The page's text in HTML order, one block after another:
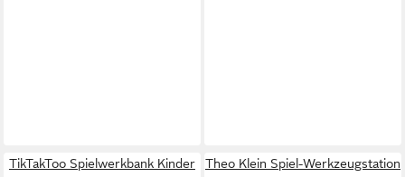
TikTakToo Spielwerkbank Kinder
Theo Klein Spiel-Werkzeugstation